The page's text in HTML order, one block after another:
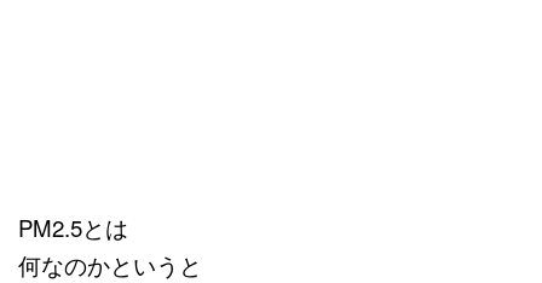
PM2.5とは
何なのかというと